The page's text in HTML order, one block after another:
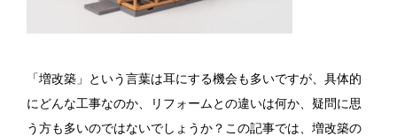
「増改築」という言葉は耳にする機会も多いですが、具体的
にどんな工事なのか、リフォームとの違いは何か、疑問に思
う方も多いのではないでしょうか？この記事では、増改築の